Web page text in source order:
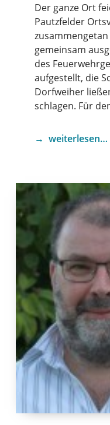
Der ganze Ort
Pautzfelder
gemeinsam
des
aufgestellt, die
Dorfweiher
schlagen. Für
weiterlesen…